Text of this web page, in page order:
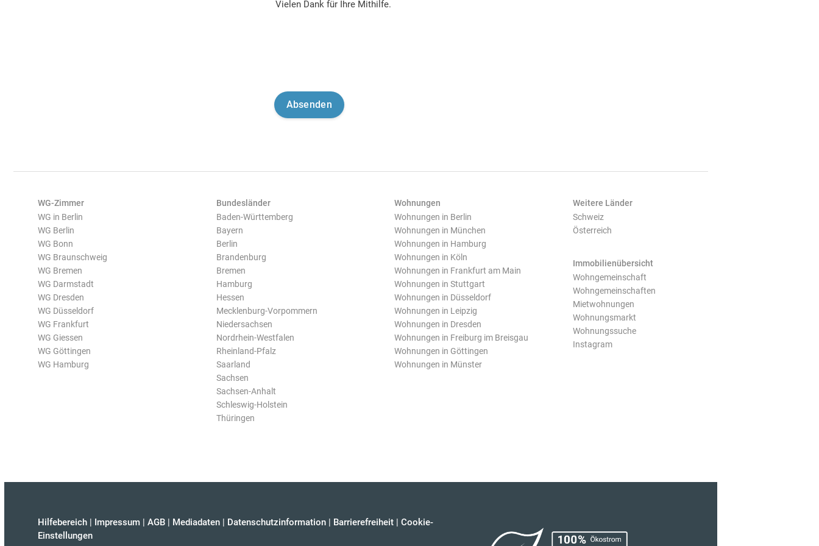
Vielen Dank für Ihre Mithilfe.
WG-Zimmer
WG in Berlin
WG Berlin
WG Bonn
WG Braunschweig
WG Bremen
WG Darmstadt
WG Dresden
WG Düsseldorf
WG Frankfurt
WG Giessen
WG Göttingen
WG Hamburg
Bundesländer
Baden-Württemberg
Bayern
Berlin
Brandenburg
Bremen
Hamburg
Hessen
Mecklenburg-Vorpommern
Niedersachsen
Nordrhein-Westfalen
Rheinland-Pfalz
Saarland
Sachsen
Sachsen-Anhalt
Schleswig-Holstein
Thüringen
Wohnungen
Wohnungen in Berlin
Wohnungen in München
Wohnungen in Hamburg
Wohnungen in Köln
Wohnungen in Frankfurt am Main
Wohnungen in Stuttgart
Wohnungen in Düsseldorf
Wohnungen in Leipzig
Wohnungen in Dresden
Wohnungen in Freiburg im Breisgau
Wohnungen in Göttingen
Wohnungen in Münster
Weitere Länder
Schweiz
Österreich
Immobilienübersicht
Wohngemeinschaft
Wohngemeinschaften
Mietwohnungen
Wohnungsmarkt
Wohnungssuche
Instagram
Hilfebereich | Impressum | AGB | Mediadaten | Datenschutzinformation | Barrierefreiheit | Cookie-
Einstellungen